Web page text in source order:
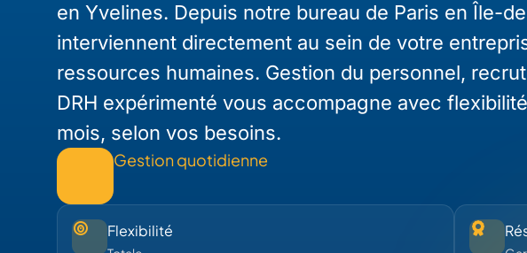
en Yvelines. Depuis notre bureau de Paris en Île-
interviennent directement au sein de votre
ressources humaines. Gestion du personnel,
DRH expérimenté vous accompagne avec
mois, selon vos besoins.
Gestion quotidienne
Flexibilité